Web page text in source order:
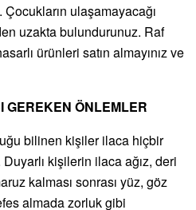
Çocukların ulaşamayacağı
uzakta bulundurunuz. Raf
ürünleri satın almayınız ve
GEREKEN ÖNLEMLER
bilinen kişiler ilaca hiçbir
kişilerin ilaca ağız, deri
kalması sonrası yüz, göz
almada zorluk gibi